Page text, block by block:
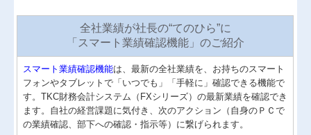
全社業績が社長の“てのひら”に
「スマート業績確認機能」のご紹介
スマート業績確認機能は、最新の全社業績を、お持ちのスマート
フォンやタブレットで「いつでも」「手軽に」確認できる機能で
す。TKC財務会計システム（FXシリーズ）の最新業績を確認でき
ます。自社の経営課題に気付き、次のアクション（自身のＰＣで
の業績確認、部下への確認・指示等）に繋げられます。